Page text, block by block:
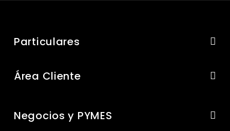
Particulares
Área Cliente
Negocios y PYMES